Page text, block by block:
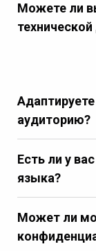
Можете ли
аудиторию?
Есть ли у
языка?
Может ли